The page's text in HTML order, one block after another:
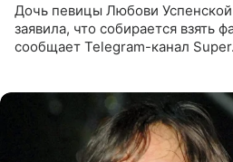
Дочь певицы Любови Успенской
заявила, что собирается взять
сообщает Telegram-канал